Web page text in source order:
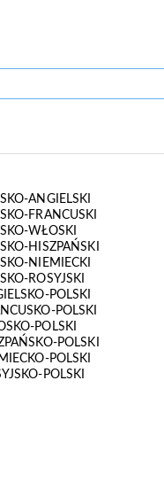
ANGIELSKI
FRANCUSKI
WŁOSKI
HISZPAŃSKI
NIEMIECKI
ROSYJSKI
POLSKI
POLSKI
POLSKI
POLSKI
POLSKI
POLSKI